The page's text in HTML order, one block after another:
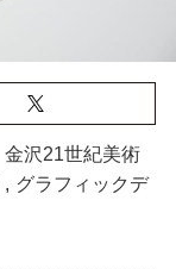
金沢21世紀美術
, グラフィックデ